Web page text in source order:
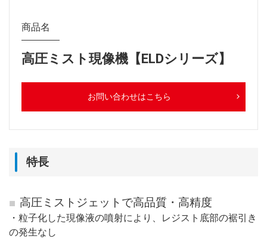
商品名
高圧ミスト現像機【ELDシリーズ】
お問い合わせはこちら
特長
高圧ミストジェットで高品質・高精度
・粒子化した現像液の噴射により、レジスト底部の裾引き
の発生なし